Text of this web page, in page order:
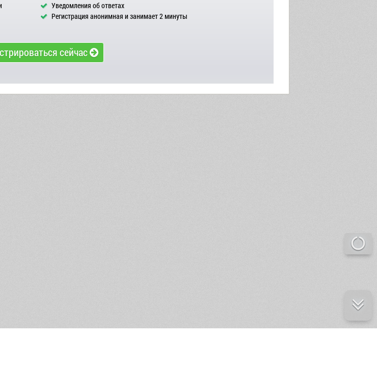
Уведомления об ответах
Регистрация анонимная и занимает 2 минуты
сейчас